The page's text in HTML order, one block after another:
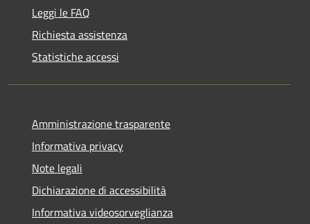
Leggi le FAQ
Richiesta assistenza
Statistiche accessi
Amministrazione trasparente
Informativa privacy
Note legali
Dichiarazione di accessibilità
Informativa videosorveglianza